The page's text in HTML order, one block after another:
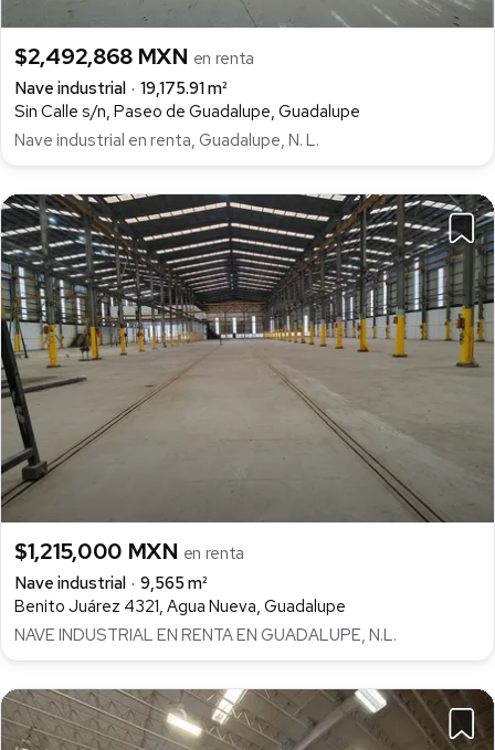
$2,492,868 MXN en renta
Nave industrial
19,175.91 m²
Sin Calle s/n, Paseo de Guadalupe, Guadalupe
Nave industrial en renta, Guadalupe, N. L.
$1,215,000 MXN en renta
Nave industrial
9,565 m²
Benito Juárez 4321, Agua Nueva, Guadalupe
NAVE INDUSTRIAL EN RENTA EN GUADALUPE, N.L.